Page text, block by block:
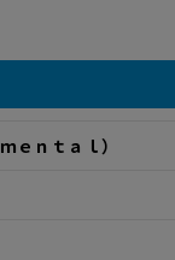
ｅｎｔａｌ）